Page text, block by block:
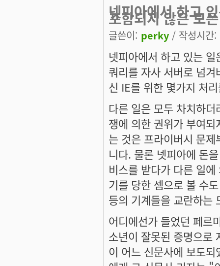
넷피아에서 하고
포함되지 않은 모든
글쓴이: perky / 작성시간
넷피아에서 하고 있는
쿼리를 자사 서버로 넘
신 IE를 위한 몇가지 처
다른 일은 모두 차치하
쟁에 의한 권위가 부여
는 것은 프라이버시 문
니다. 물론 넷피아에 돈
비스를 받다가 다른 일
기를 당한 셈으로 볼 수
등의 기계들을 교란하는
어디에선가 들었던 페르
소년이 잘못된 증명으로
이 어느 신문사에 보도